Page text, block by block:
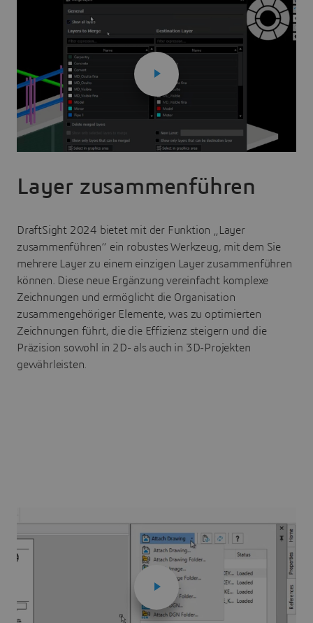
Layer zusammenführen
DraftSight 2024 bietet mit der Funktion „Layer
zusammenführen“ ein robustes Werkzeug, mit dem Sie
mehrere Layer zu einem einzigen Layer zusammenführen
können. Diese neue Ergänzung vereinfacht komplexe
Zeichnungen und ermöglicht die Organisation
zusammengehöriger Elemente, was zu optimierten
Zeichnungen führt, die die Effizienz steigern und die
Präzision sowohl in 2D- als auch in 3D-Projekten
gewährleisten.